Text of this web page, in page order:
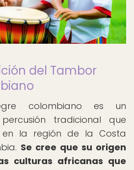
del Tambor
colombiano es un
tradicional que
en la región de la Costa
Se cree que su origen
culturas africanas que